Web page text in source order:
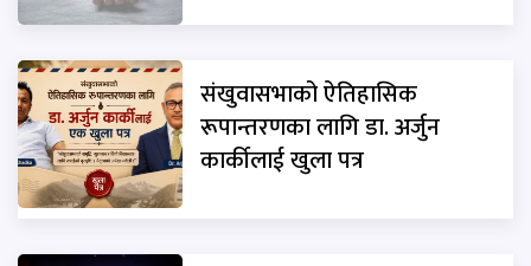
संखुवासभाको ऐतिहासिक
रूपान्तरणका लागि डा. अर्जुन
कार्कीलाई खुला पत्र